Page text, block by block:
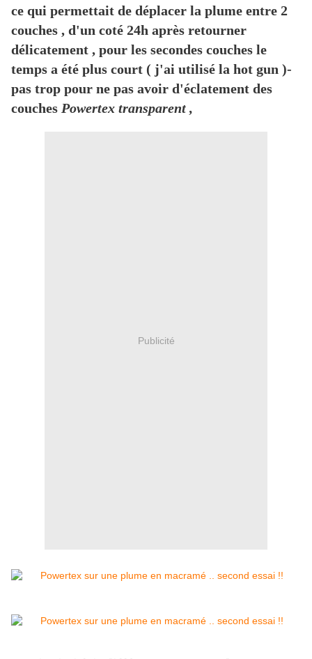
ce qui permettait de déplacer la plume entre 2
couches , d'un coté 24h après retourner
délicatement , pour les secondes couches le
temps a été plus court ( j'ai utilisé la hot gun )-
pas trop pour ne pas avoir d'éclatement des
couches Powertex transparent ,
Publicité